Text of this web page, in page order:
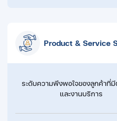
Product & Service
ระดับความพึงพอใจของลูกค้าที่
และงานบริการ